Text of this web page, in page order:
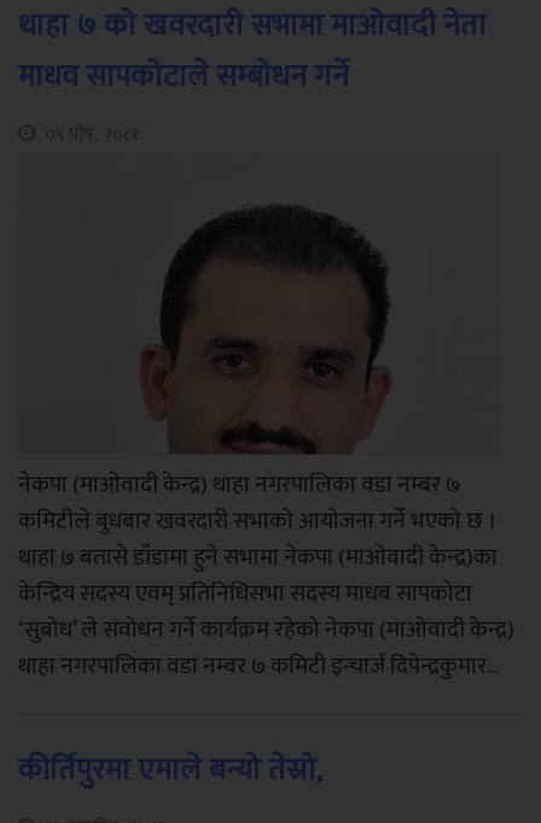
थाहा ७ को खवरदारी सभामा माओवादी नेता
माधव सापकोटाले सम्बोधन गर्ने
नेकपा (माओवादी केन्द्र) थाहा नगरपालिका वडा नम्बर ७
कमिटीले बुधबार खवरदारी सभाको आयोजना गर्ने भएको छ ।
थाहा ७ बतासे डाँडामा हुने सभामा नेकपा (माओवादी केन्द्र)का
केन्द्रिय सदस्य एवम् प्रतिनिधिसभा सदस्य माधब सापकोटा
‘सुबोध’ ले संवोधन गर्ने कार्यक्रम रहेको नेकपा (माओवादी केन्द्र)
थाहा नगरपालिका वडा नम्बर ७ कमिटी इन्चार्ज दिपेन्द्रकुमार...
कीर्तिपुरमा एमाले बन्यो तेस्रो,